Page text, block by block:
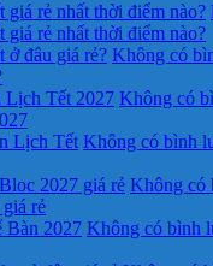
giá rẻ nhất thời điểm nào?
giá rẻ nhất thời điểm nào?
ở đâu giá rẻ? Không có
Lịch Tết 2027 Không có
Lịch Tết Không có bình
2027 giá rẻ Không có
rẻ
2027 Không có bình